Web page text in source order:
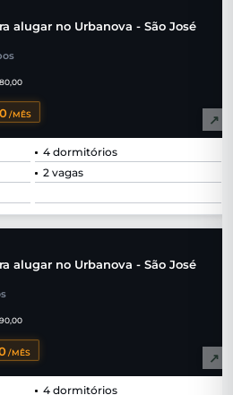
alugar no Urbanova - São José
/MÊS ↗
4 dormitórios
2 vagas
alugar no Urbanova - São José
/MÊS ↗
4 dormitórios